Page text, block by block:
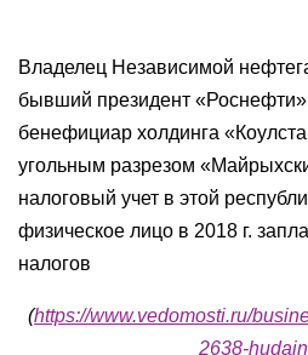
Владелец Независимой
бывший президент «Роснефти»
бенефициар холдинга
угольным разрезом
налоговый учет в этой
физическое лицо в 2018 г.
налогов
(https://www.vedomosti.ru/
2638-